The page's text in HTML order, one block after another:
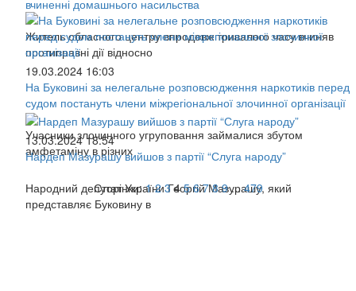
вчиненні домашнього насильства
Житель обласного центру впродовж тривалого часу вчиняв
протиправні дії відносно
19.03.2024 16:03
На Буковині за нелегальне розповсюдження наркотиків перед
судом постануть члени міжрегіональної злочинної організації
Учасники злочинного угруповання займалися збутом
амфетаміну в різних
13.03.2024 18:54
Нардеп Мазурашу вийшов з партії “Слуга народу”
Народний депутат України Георгій Мазурашу, який
представляє Буковину в
Сторінки: 1 2 3 4 5 6 7 8 9 ...479